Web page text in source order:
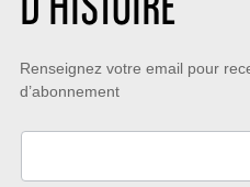
D’HISTOIRE
Restez
à
l’écoute
Renseignez votre email pour
d’abonnement